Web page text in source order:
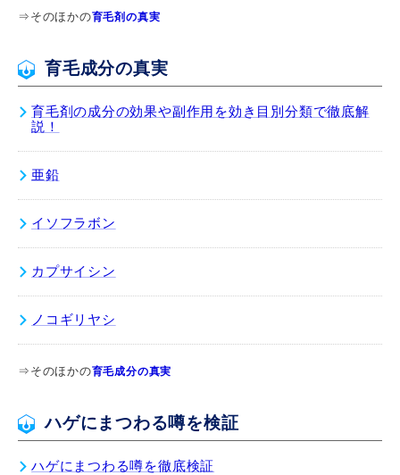
⇒そのほかの育毛剤の真実
育毛成分の真実
育毛剤の成分の効果や副作用を効き目別分類で徹底解
説！
亜鉛
イソフラボン
カプサイシン
ノコギリヤシ
⇒そのほかの育毛成分の真実
ハゲにまつわる噂を検証
ハゲにまつわる噂を徹底検証